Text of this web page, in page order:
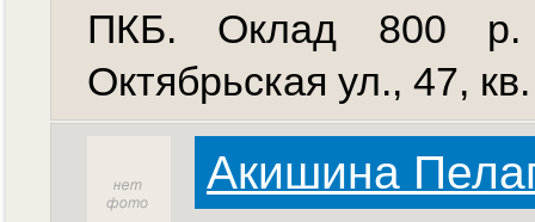
ПКБ. Оклад 800 р.
Октябрьская ул., 47,
Акишина